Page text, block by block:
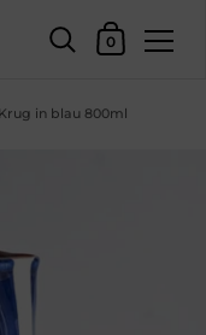
Einkaufswagen
0
in blau 800ml